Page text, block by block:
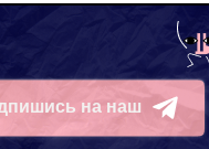
на наш